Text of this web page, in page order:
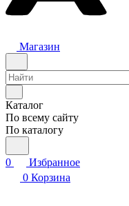
Магазин
Каталог
По всему сайту
По каталогу
0
Избранное
0 Корзина